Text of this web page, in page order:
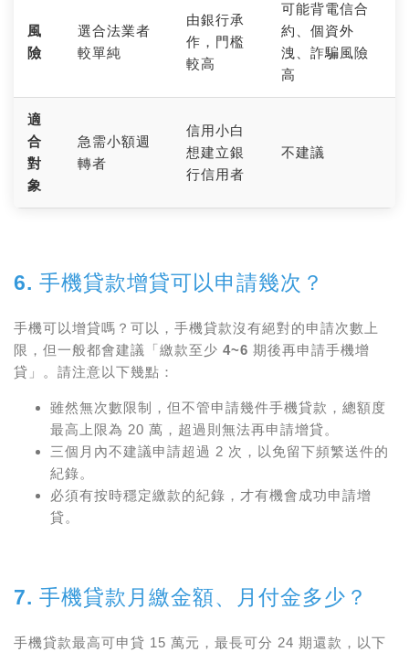
風
險
選合法業者
較單純
由銀行承
作，門檻
較高
可能背電信合
約、個資外
洩、詐騙風險
高
適
合
對
象
急需小額週
轉者
信用小白
想建立銀
行信用者
不建議
6. 手機貸款增貸可以申請幾次？
手機可以增貸嗎？ 可以，手機貸款沒有絕對的申請次數上
限 ，但一般都會建議
「繳款至少 4~6 期後再申請手機增
貸」
。請注意以下幾點：
雖然無次數限制，但不管申請幾件手機貸款，總額度
最高上限為 20 萬，超過則無法再申請增貸。
三個月內不建議申請超過 2 次，以免留下頻繁送件的
紀錄。
必須有按時穩定繳款的紀錄，才有機會成功申請增
貸。
7. 手機貸款月繳金額、月付金多少？
手機貸款最高可申貸 15 萬元，最長可分 24 期還款，以下